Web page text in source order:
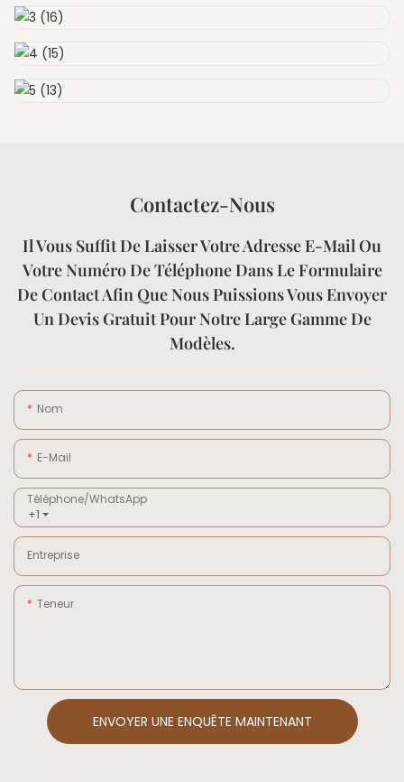
Contactez-Nous
Il Vous Suffit De Laisser Votre Adresse E-Mail Ou
Votre Numéro De Téléphone Dans Le Formulaire
De Contact Afin Que Nous Puissions Vous Envoyer
Un Devis Gratuit Pour Notre Large Gamme De
Modèles.
Nom
E-Mail
+1
Téléphone/WhatsApp
Entreprise
Teneur
ENVOYER UNE ENQUÊTE MAINTENANT